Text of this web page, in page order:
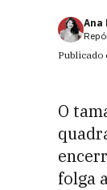
Ana
Publicado
O
folga